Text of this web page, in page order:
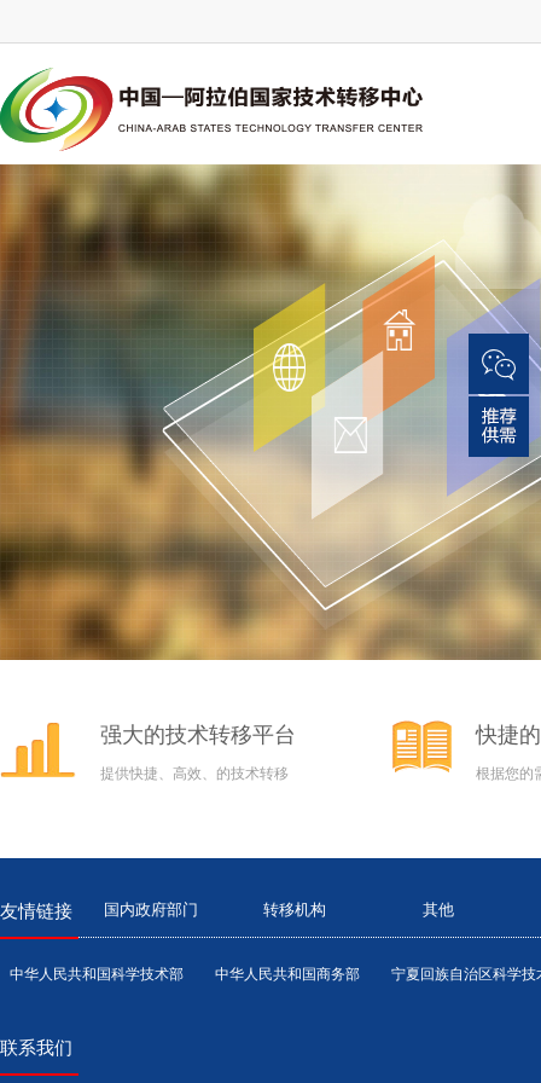
强大的技术转移平台
提供快捷、高效、的技术转移
快捷
根据您的
友情链接 国内政府部门 转移机构 其他
中华人民共和国科学技术部 中华人民共和国商务部 宁夏回族自治区科学技
联系我们